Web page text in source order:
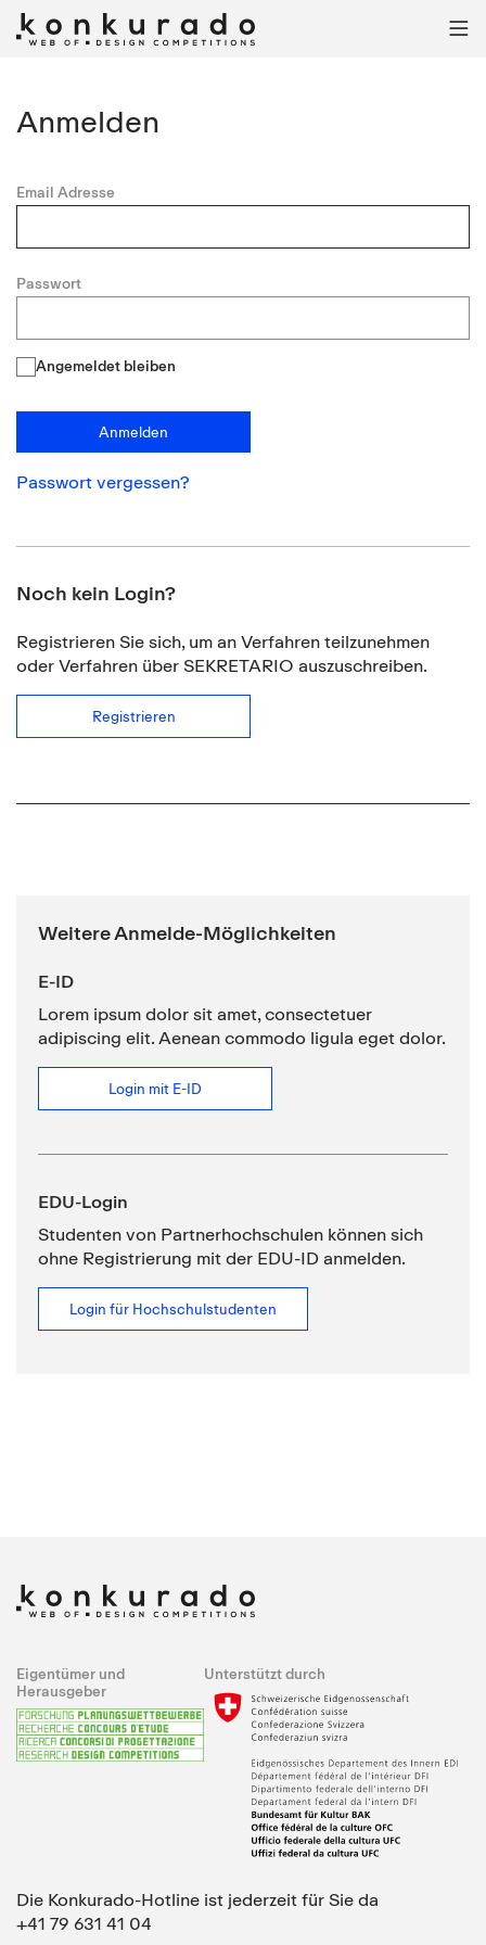

Anmelden
Email Adresse
Passwort
Angemeldet bleiben
Anmelden
Passwort vergessen?
Noch kein Login?
Registrieren Sie sich, um an Verfahren teilzunehmen
oder Verfahren über SEKRETARIO auszuschreiben.
Registrieren
Weitere Anmelde-Möglichkeiten
E-ID
Lorem ipsum dolor sit amet, consectetuer
adipiscing elit. Aenean commodo ligula eget dolor.
Login mit E-ID
EDU-Login
Studenten von Partnerhochschulen können sich
ohne Registrierung mit der EDU-ID anmelden.
Login für Hochschulstudenten
Eigentümer und
Herausgeber
Unterstützt durch
Die Konkurado-Hotline ist jederzeit für Sie da
+41 79 631 41 04